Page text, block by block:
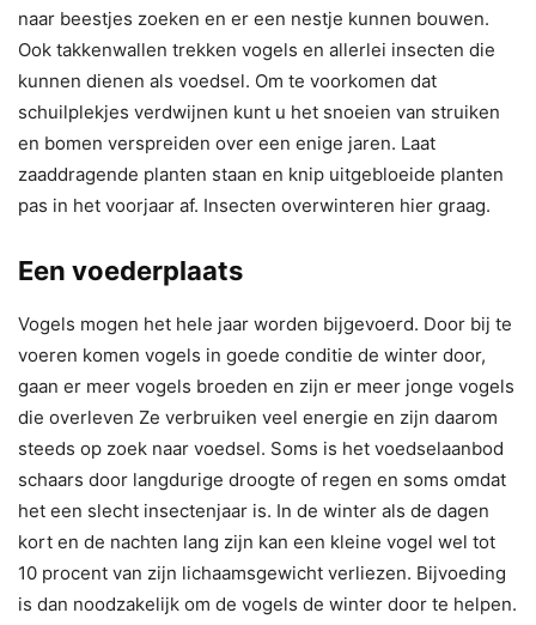
naar beestjes zoeken en er een nestje kunnen bouwen.
Ook takkenwallen trekken vogels en allerlei insecten die
kunnen dienen als voedsel. Om te voorkomen dat
schuilplekjes verdwijnen kunt u het snoeien van struiken
en bomen verspreiden over een enige jaren. Laat
zaaddragende planten staan en knip uitgebloeide planten
pas in het voorjaar af. Insecten overwinteren hier graag.
Een voederplaats
Vogels mogen het hele jaar worden bijgevoerd. Door bij te
voeren komen vogels in goede conditie de winter door,
gaan er meer vogels broeden en zijn er meer jonge vogels
die overleven Ze verbruiken veel energie en zijn daarom
steeds op zoek naar voedsel. Soms is het voedselaanbod
schaars door langdurige droogte of regen en soms omdat
het een slecht insectenjaar is. In de winter als de dagen
kort en de nachten lang zijn kan een kleine vogel wel tot
10 procent van zijn lichaamsgewicht verliezen. Bijvoeding
is dan noodzakelijk om de vogels de winter door te helpen.